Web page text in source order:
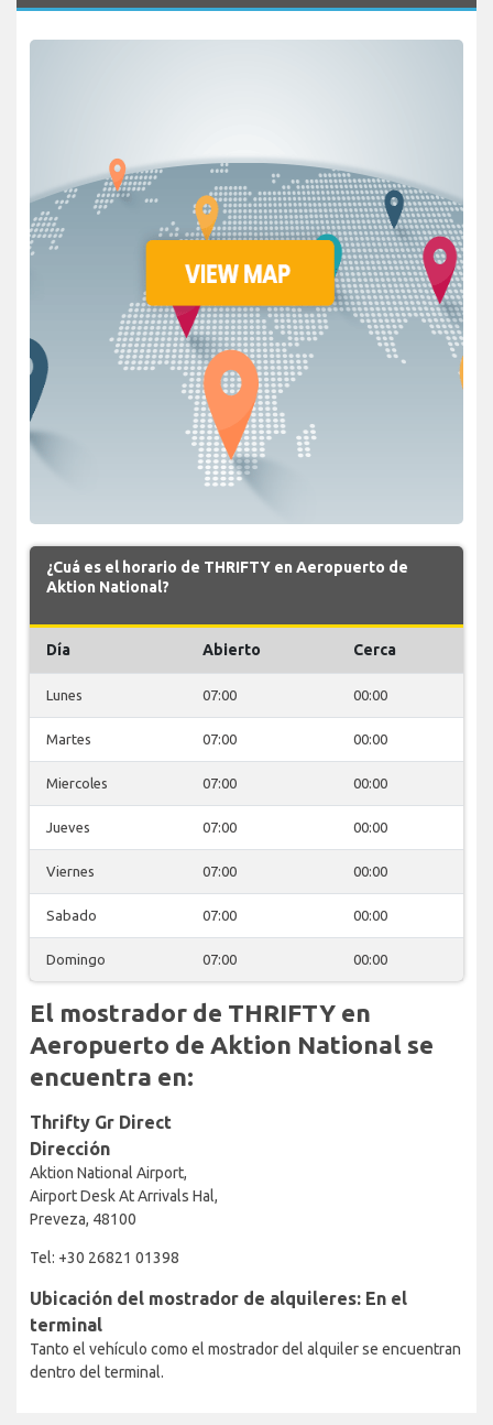
¿Cuá es el horario de THRIFTY en Aeropuerto de
Aktion National?
Día Abierto Cerca
Lunes 07:00 00:00
Martes 07:00 00:00
Miercoles 07:00 00:00
Jueves 07:00 00:00
Viernes 07:00 00:00
Sabado 07:00 00:00
Domingo 07:00 00:00
El mostrador de THRIFTY en
Aeropuerto de Aktion National se
encuentra en:
Thrifty Gr Direct
Dirección
Aktion National Airport,
Airport Desk At Arrivals Hal,
Preveza, 48100
Tel: +30 26821 01398
Ubicación del mostrador de alquileres: En el
terminal
Tanto el vehículo como el mostrador del alquiler se encuentran
dentro del terminal.